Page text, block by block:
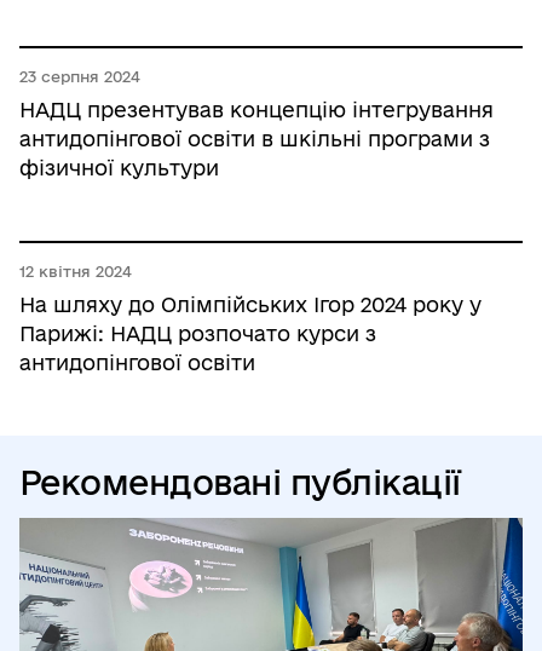
23 серпня 2024
НАДЦ презентував концепцію інтегрування
антидопінгової освіти в шкільні програми з
фізичної культури
12 квітня 2024
На шляху до Олімпійських Ігор 2024 року у
Парижі: НАДЦ розпочато курси з
антидопінгової освіти
Рекомендовані публікації